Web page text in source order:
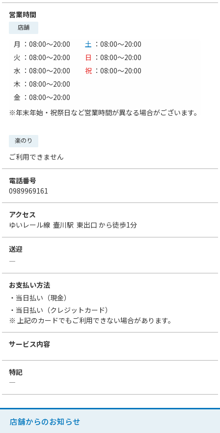
営業時間
店舗
月 ：08:00〜20:00
火 ：08:00〜20:00
水 ：08:00〜20:00
木 ：08:00〜20:00
金 ：08:00〜20:00
土 ：08:00〜20:00
日 ：08:00〜20:00
祝 ：08:00〜20:00
※年末年始・祝祭日など営業時間が異なる場合がございます。
楽のり
ご利用できません
電話番号
0989969161
アクセス
ゆいレール線 壷川駅 東出口 から徒歩1分
送迎
―
お支払い方法
・当日払い（現金）
・当日払い（クレジットカード）
※ 上記のカードでもご利用できない場合があります。
サービス内容
特記
―
店舗からのお知らせ